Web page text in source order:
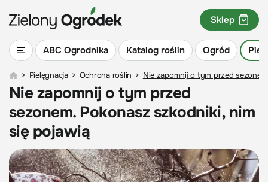
ABC Ogrodnika Katalog roślin Ogród
Sklep
> Pielęgnacja > Ochrona roślin > Nie zapomnij o tym przed
Nie zapomnij o tym przed
sezonem. Pokonasz szkodniki, nim
się pojawią